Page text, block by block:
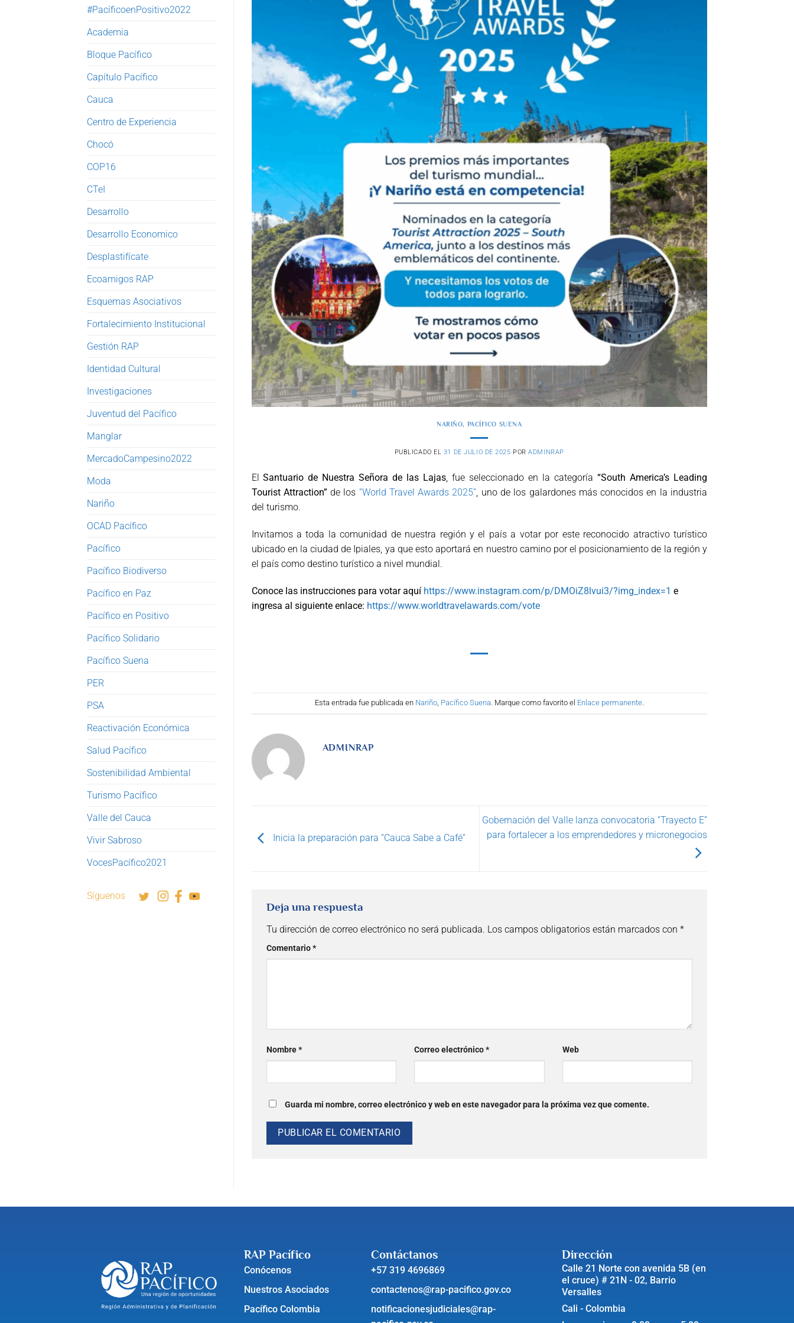
#PacíficoenPositivo2022
Academia
Bloque Pacífico
Capítulo Pacífico
Cauca
Centro de Experiencia
Chocó
COP16
CTeI
Desarrollo
Desarrollo Economico
Desplastifícate
Ecoamigos RAP
Esquemas Asociativos
Fortalecimiento Institucional
Gestión RAP
Identidad Cultural
Investigaciones
Juventud del Pacífico
Manglar
MercadoCampesino2022
Moda
Nariño
OCAD Pacífico
Pacífico
Pacífico Biodiverso
Pacífico en Paz
Pacífico en Positivo
Pacífico Solidario
Pacífico Suena
PER
PSA
Reactivación Económica
Salud Pacífico
Sostenibilidad Ambiental
Turismo Pacífico
Valle del Cauca
Vivir Sabroso
VocesPacífico2021
Síguenos
NARIÑO, PACÍFICO SUENA
PUBLICADO EL 31 DE JULIO DE 2025 PORADMINRAP
ElSantuario de Nuestra Señora de las Lajas, fue seleccionado en la categoría“South America’s Leading
Tourist Attraction” de los “World Travel Awards 2025”, uno de los galardones más conocidos en la industria
del turismo.
Invitamos a toda la comunidad de nuestra región y el país a votar por este reconocido atractivo turístico
ubicado en la ciudad de Ipiales, ya que esto aportará en nuestro camino por el posicionamiento de la región y
el país como destino turístico a nivel mundial.
Conoce las instrucciones para votar aquí https://www.instagram.com/p/DMOiZ8lvui3/?img_index=1 e
ingresa al siguiente enlace: https://www.worldtravelawards.com/vote
Esta entrada fue publicada en Nariño, Pacífico Suena. Marque como favorito el Enlace permanente.
ADMINRAP
Inicia la preparación para “Cauca Sabe a Café”
Gobernación del Valle lanza convocatoria “Trayecto E”
para fortalecer a los emprendedores y micronegocios
Deja una respuesta
Tu dirección de correo electrónico no será publicada. Los campos obligatorios están marcados con *
Comentario*
Nombre* Correo electrónico* Web
Guarda mi nombre, correo electrónico y web en este navegador para la próxima vez que comente.
RAP Pacífico
Conócenos
Nuestros Asociados
Pacífico Colombia
Contáctanos
+57 319 4696869
contactenos@rap-pacifico.gov.co
notificacionesjudiciales@rap-
Dirección
Calle 21 Norte con avenida 5B (en
el cruce) # 21N - 02, Barrio
Versalles
Cali - Colombia